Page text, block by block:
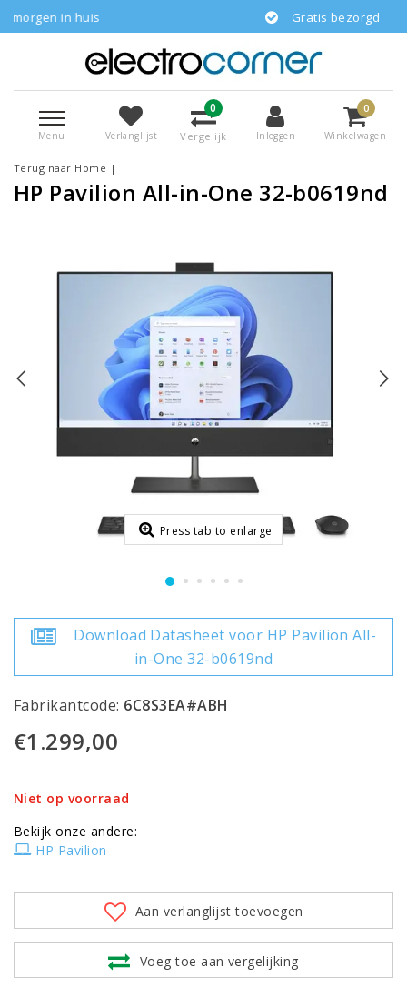
Gratis bezorgd
Menu Verlanglijst
0
Vergelijk Inloggen
0
Winkelwagen
Terug naar Home |
HP Pavilion All-in-One 32-b0619nd
Press tab to enlarge
Download Datasheet voor HP Pavilion All-
in-One 32-b0619nd
Fabrikantcode: 6C8S3EA#ABH
€1.299,00
Niet op voorraad
Bekijk onze andere:
HP Pavilion
Aan verlanglijst toevoegen
Voeg toe aan vergelijking